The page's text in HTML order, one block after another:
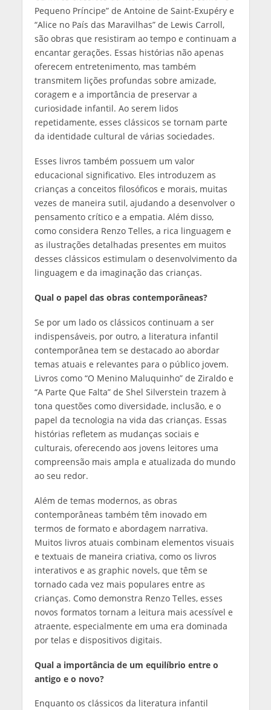
Pequeno Príncipe” de Antoine de Saint-Exupéry e
“Alice no País das Maravilhas” de Lewis Carroll,
são obras que resistiram ao tempo e continuam a
encantar gerações. Essas histórias não apenas
oferecem entretenimento, mas também
transmitem lições profundas sobre amizade,
coragem e a importância de preservar a
curiosidade infantil. Ao serem lidos
repetidamente, esses clássicos se tornam parte
da identidade cultural de várias sociedades.
Esses livros também possuem um valor
educacional significativo. Eles introduzem as
crianças a conceitos filosóficos e morais, muitas
vezes de maneira sutil, ajudando a desenvolver o
pensamento crítico e a empatia. Além disso,
como considera Renzo Telles, a rica linguagem e
as ilustrações detalhadas presentes em muitos
desses clássicos estimulam o desenvolvimento da
linguagem e da imaginação das crianças.
Qual o papel das obras contemporâneas?
Se por um lado os clássicos continuam a ser
indispensáveis, por outro, a literatura infantil
contemporânea tem se destacado ao abordar
temas atuais e relevantes para o público jovem.
Livros como “O Menino Maluquinho” de Ziraldo e
“A Parte Que Falta” de Shel Silverstein trazem à
tona questões como diversidade, inclusão, e o
papel da tecnologia na vida das crianças. Essas
histórias refletem as mudanças sociais e
culturais, oferecendo aos jovens leitores uma
compreensão mais ampla e atualizada do mundo
ao seu redor.
Além de temas modernos, as obras
contemporâneas também têm inovado em
termos de formato e abordagem narrativa.
Muitos livros atuais combinam elementos visuais
e textuais de maneira criativa, como os livros
interativos e as graphic novels, que têm se
tornado cada vez mais populares entre as
crianças. Como demonstra Renzo Telles, esses
novos formatos tornam a leitura mais acessível e
atraente, especialmente em uma era dominada
por telas e dispositivos digitais.
Qual a importância de um equilíbrio entre o
antigo e o novo?
Enquanto os clássicos da literatura infantil